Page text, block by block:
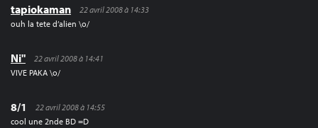
tapiokaman
22 avril 2008 à 14:33
ouh la tete d’alien \o/
Ni"
22 avril 2008 à 14:41
VIVE PAKA \o/
8/1
22 avril 2008 à 14:55
cool une 2nde BD =D